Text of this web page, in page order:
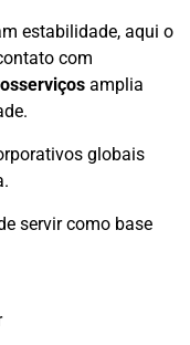
estabilidade, aqui o
com
amplia
globais
servir como base